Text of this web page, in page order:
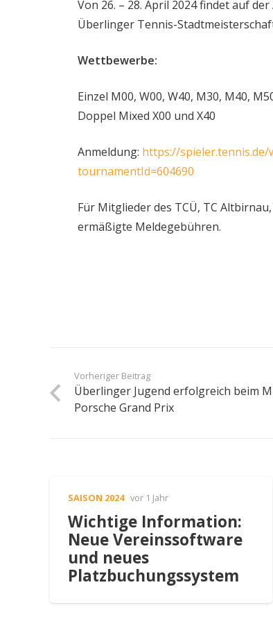
Von 26. – 28. April 2024 findet auf
Überlinger Tennis-
Wettbewerbe:
Einzel M00, W00, W40, M30, M40,
Doppel Mixed X00 und X40
Anmeldung: https://
tournamentId=604690
Für Mitglieder des TCÜ, TC
ermäßigte Meldegebühren.
Vorheriger Beitrag
Überlinger Jugend erfolgreich beim
Porsche Grand Prix
SAISON 2024 vor 1 Jahr
Wichtige Information:
Neue Vereinssoftware
und neues
Platzbuchungssystem